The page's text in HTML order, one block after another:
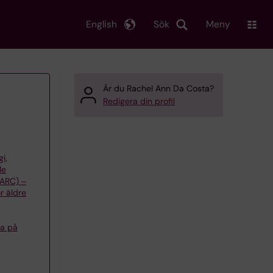
Sök
English Meny
‒
äldre
på
Är du Rachel Ann Da Costa?
Redigera din profil